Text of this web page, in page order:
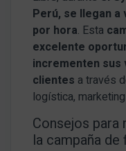
Perú, se llegan a
por hora. Esta
excelente
incrementen sus
clientes a través
logística,
Consejos para
la campaña de